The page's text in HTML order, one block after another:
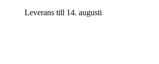
Leverans till 14. augusti